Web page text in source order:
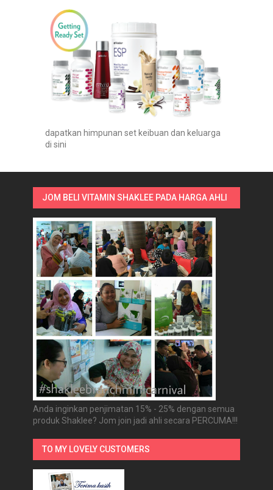
dapatkan himpunan set keibuan dan keluarga
di sini
JOM BELI VITAMIN SHAKLEE PADA HARGA AHLI
Anda inginkan penjimatan 15% - 25% dengan semua
produk Shaklee? Jom join jadi ahli secara PERCUMA!!!
TO MY LOVELY CUSTOMERS